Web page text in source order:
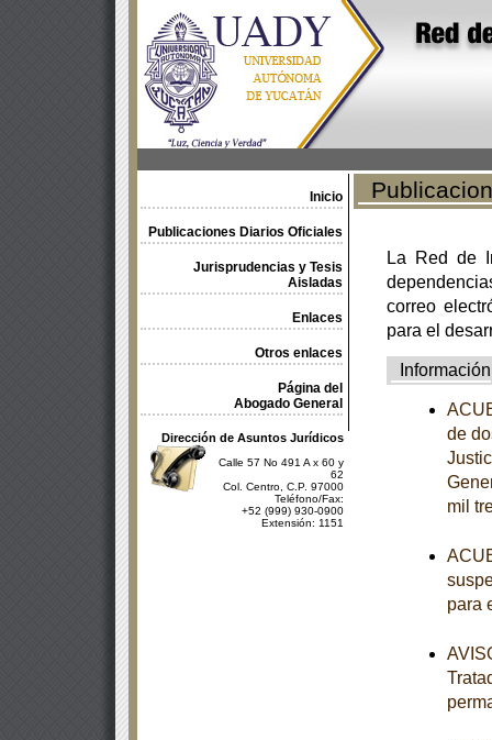
Inicio
Publicaciones Diarios Oficiales
Jurisprudencias y Tesis
Aisladas
Enlaces
Otros enlaces
Página del
Abogado General
Dirección de Asuntos Jurídicos
Calle 57 No 491 A x 60 y
62
Col. Centro, C.P. 97000
Teléfono/Fax:
+52 (999) 930-0900
Extensión: 1151
La Red de
correo
para el
Información
de
mil
para